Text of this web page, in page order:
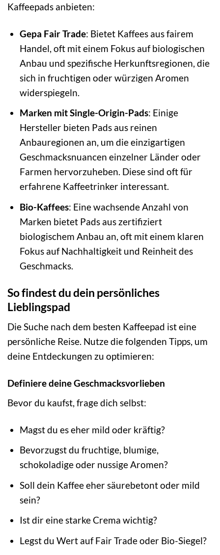
Kaffeepads anbieten:
Gepa Fair Trade: Bietet Kaffees aus fairem
Handel, oft mit einem Fokus auf biologischen
Anbau und spezifische Herkunftsregionen, die
sich in fruchtigen oder würzigen Aromen
widerspiegeln.
Marken mit Single-Origin-Pads: Einige
Hersteller bieten Pads aus reinen
Anbauregionen an, um die einzigartigen
Geschmacksnuancen einzelner Länder oder
Farmen hervorzuheben. Diese sind oft für
erfahrene Kaffeetrinker interessant.
Bio-Kaffees: Eine wachsende Anzahl von
Marken bietet Pads aus zertifiziert
biologischem Anbau an, oft mit einem klaren
Fokus auf Nachhaltigkeit und Reinheit des
Geschmacks.
So findest du dein persönliches
Lieblingspad
Die Suche nach dem besten Kaffeepad ist eine
persönliche Reise. Nutze die folgenden Tipps, um
deine Entdeckungen zu optimieren:
Definiere deine Geschmacksvorlieben
Bevor du kaufst, frage dich selbst:
Magst du es eher mild oder kräftig?
Bevorzugst du fruchtige, blumige,
schokoladige oder nussige Aromen?
Soll dein Kaffee eher säurebetont oder mild
sein?
Ist dir eine starke Crema wichtig?
Legst du Wert auf Fair Trade oder Bio-Siegel?